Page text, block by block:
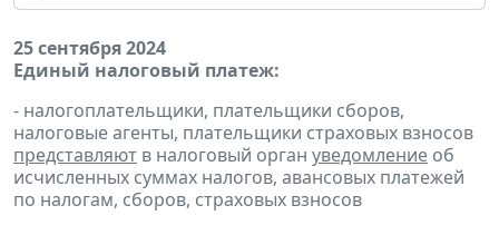
25 сентября 2024
Единый налоговый платеж:
- налогоплательщики, плательщики сборов,
налоговые агенты, плательщики страховых взносов
представляют в налоговый орган уведомление об
исчисленных суммах налогов, авансовых платежей
по налогам, сборов, страховых взносов